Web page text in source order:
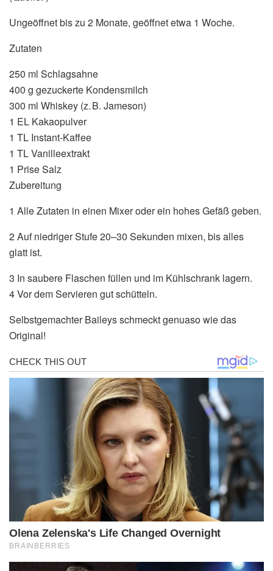
Ungeöffnet bis zu 2 Monate, geöffnet etwa 1 Woche.
Zutaten
250 ml Schlagsahne
400 g gezuckerte Kondensmilch
300 ml Whiskey (z. B. Jameson)
1 EL Kakaopulver
1 TL Instant‑Kaffee
1 TL Vanilleextrakt
1 Prise Salz
Zubereitung
1 Alle Zutaten in einen Mixer oder ein hohes Gefäß geben.
2 Auf niedriger Stufe 20–30 Sekunden mixen, bis alles
glatt ist.
3 In saubere Flaschen füllen und im Kühlschrank lagern.
4 Vor dem Servieren gut schütteln.
Selbstgemachter Baileys schmeckt genuaso wie das
Original!